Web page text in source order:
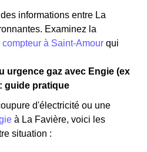
informations entre La
Examinez la
compteur à Saint-Amour qui
urgence gaz avec Engie (ex
guide pratique
d'électricité ou une
à La Favière, voici les
situation :